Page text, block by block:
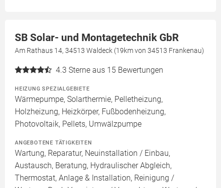
SB Solar- und Montagetechnik GbR
Am Rathaus 14, 34513 Waldeck (19km von 34513 Frankenau)
4.3 Sterne aus 15 Bewertungen
HEIZUNG SPEZIALGEBIETE
Wärmepumpe, Solarthermie, Pelletheizung,
Holzheizung, Heizkörper, Fußbodenheizung,
Photovoltaik, Pellets, Umwälzpumpe
ANGEBOTENE TÄTIGKEITEN
Wartung, Reparatur, Neuinstallation / Einbau,
Austausch, Beratung, Hydraulischer Abgleich,
Thermostat, Anlage & Installation, Reinigung /